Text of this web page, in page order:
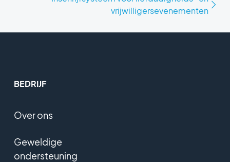
vrijwilligersevenementen
BEDRIJF
Over ons
Geweldige
ondersteuning